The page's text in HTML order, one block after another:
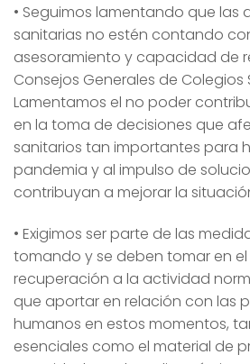
• Seguimos lamentando que las
sanitarias no estén contando
asesoramiento y capacidad de
Consejos Generales de Colegios
Lamentamos el no poder
en la toma de decisiones que
sanitarios tan importantes para
pandemia y al impulso de
contribuyan a mejorar la
• Exigimos ser parte de las
tomando y se deben tomar en
recuperación a la actividad
que aportar en relación con las
humanos en estos momentos,
esenciales como el material de